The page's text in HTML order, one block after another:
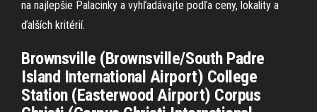
na najlepšie Palacinky a vyhľadávajte podľa ceny, lokality a
ďalších kritérií.
Brownsville (Brownsville/South Padre
Island International Airport) College
Station (Easterwood Airport) Corpus